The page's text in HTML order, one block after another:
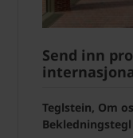
Send inn
Teglstein, Om
Bekledningstegl